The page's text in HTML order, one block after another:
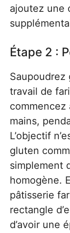
ajoutez une
Étape 2 :
Saupoudrez
travail de
commencez
mains,
L’objectif
gluten
simplement
homogène.
pâtisserie
rectangle
d’avoir une